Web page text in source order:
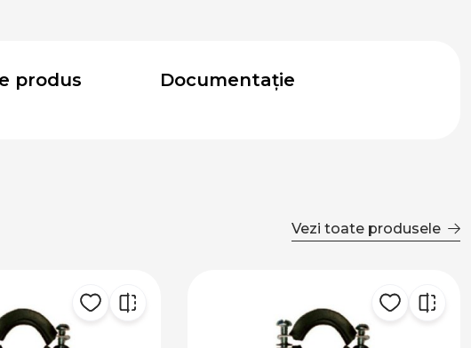
produs Documentație
Vezi toate produsele